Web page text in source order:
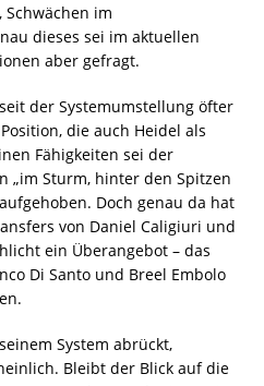
im
dieses sei im aktuellen
aber gefragt.
der Systemumstellung öfter
die auch Heidel als
Fähigkeiten sei der
„im Sturm, hinter den Spitzen
Doch genau da hat
von Daniel Caligiuri und
ein Überangebot – das
Di Santo und Breel Embolo
System abrückt,
Bleibt der Blick auf die